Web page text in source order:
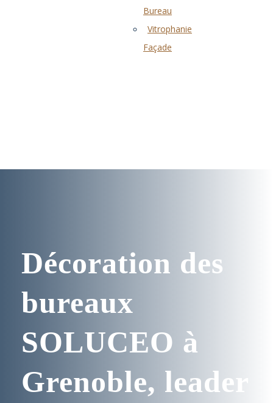
Bureau
Vitrophanie
Façade
Décoration des
bureaux
SOLUCEO à
Grenoble, leader